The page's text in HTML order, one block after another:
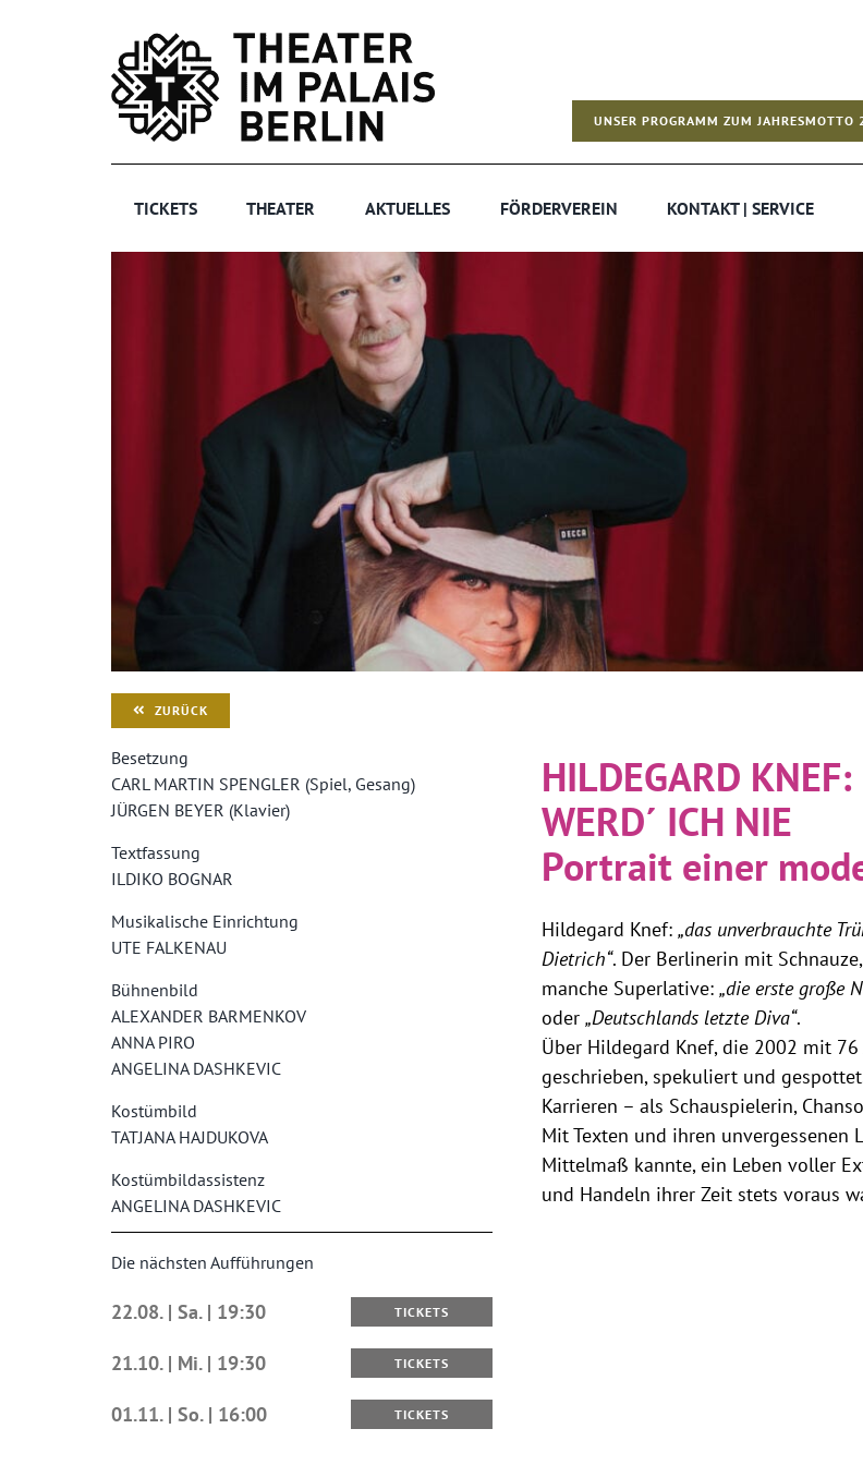
UNSER PROGRAMM ZUM
TICKETS THEATER AKTUELLES FÖRDERVEREIN KONTAKT | SERVICE
ZURÜCK
Besetzung
CARL MARTIN SPENGLER (Spiel, Gesang)
JÜRGEN BEYER (Klavier)
Textfassung
ILDIKO BOGNAR
Musikalische Einrichtung
UTE FALKENAU
Bühnenbild
ALEXANDER BARMENKOV
ANNA PIRO
ANGELINA DASHKEVIC
Kostümbild
TATJANA HAJDUKOVA
Kostümbildassistenz
ANGELINA DASHKEVIC
Die nächsten Aufführungen
22.08. | Sa. | 19:30 TICKETS
21.10. | Mi. | 19:30 TICKETS
01.11. | So. | 16:00 TICKETS
HILDEGARD KNEF:
WERD´ ICH NIE
Portrait einer
Hildegard Knef:„das unverbrauchte
Dietrich“. Der Berlinerin mit
manche Superlative:„die erste große
oder„Deutschlands letzte Diva“.
Über Hildegard Knef, die 2002 mit
geschrieben, spekuliert und
Karrieren – als Schauspielerin,
Mit Texten und ihren
Mittelmaß kannte, ein Leben voller
und Handeln ihrer Zeit stets voraus